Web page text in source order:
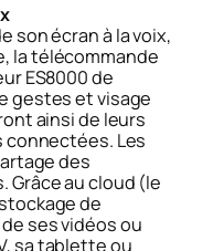
son écran à la voix,
la télécommande
ES8000 de
gestes et visage
ainsi de leurs
connectées. Les
des
Grâce au cloud (le
de
ses vidéos ou
sa tablette ou